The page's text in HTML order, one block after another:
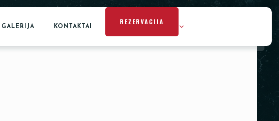
GALERIJA KONTAKTAI
REZERVACIJA